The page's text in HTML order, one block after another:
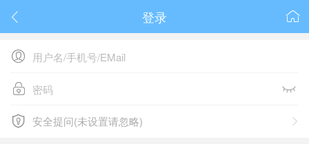
 
登录

 
 
安全提问(未设置请忽略)